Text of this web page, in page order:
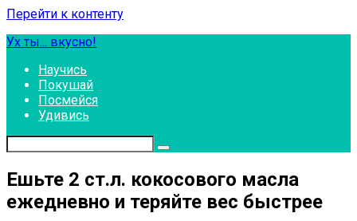
Перейти к контенту
Ух ты... вкусно!
Научись
Покушай
Посмейся
Удивись
Ешьте 2 ст.л. кокосового масла
ежедневно и теряйте вес быстрее